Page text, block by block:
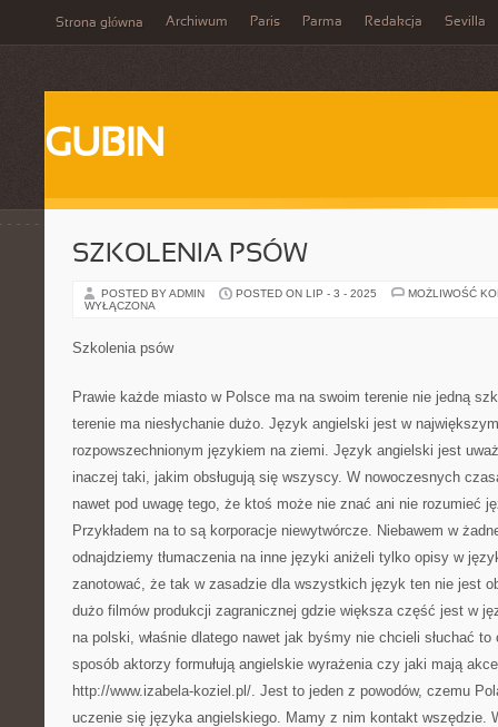
Strona główna Archiwum Paris Parma Redakcja Sevilla
GUBIN
SZKOLENIA PSÓW
POSTED BY ADMIN POSTED ON LIP - 3 - 2025
MOŻLIWOŚĆ
WYŁĄCZONA
Szkolenia psów
Prawie każde miasto w Polsce ma na swoim terenie nie jedną
terenie ma niesłychanie dużo. Język angielski jest w
rozpowszechnionym językiem na ziemi. Język angielski jest
inaczej taki, jakim obsługują się wszyscy. W nowoczesnych
nawet pod uwagę tego, że ktoś może nie znać ani nie rozumieć
Przykładem na to są korporacje niewytwórcze. Niebawem w
odnajdziemy tłumaczenia na inne języki aniżeli tylko opisy w
zanotować, że tak w zasadzie dla wszystkich język ten nie jest
dużo filmów produkcji zagranicznej gdzie większa część jest w
na polski, właśnie dlatego nawet jak byśmy nie chcieli słuchać
sposób aktorzy formułują angielskie wyrażenia czy jaki mają
http://www.izabela-koziel.pl/. Jest to jeden z powodów, czemu
uczenie się języka angielskiego. Mamy z nim kontakt wszędzie.